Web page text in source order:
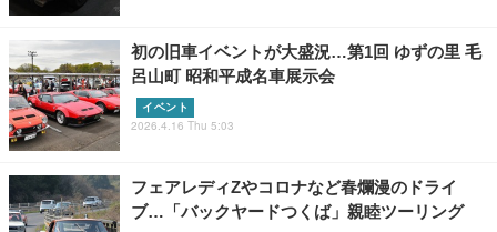
初の旧車イベントが大盛況…第1回 ゆずの里 毛
呂山町 昭和平成名車展示会
イベント
2026.4.16 Thu 5:03
フェアレディZやコロナなど春爛漫のドライ
ブ…「バックヤードつくば」親睦ツーリング